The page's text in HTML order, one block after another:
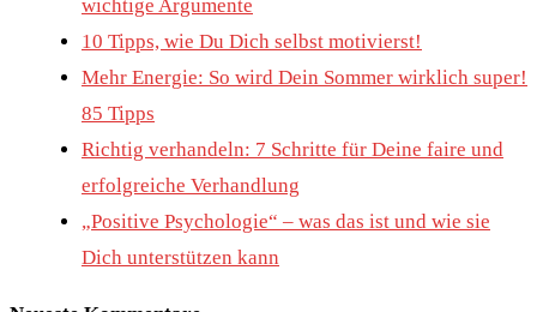
wichtige Argumente
10 Tipps, wie Du Dich selbst motivierst!
Mehr Energie: So wird Dein Sommer wirklich super!
85 Tipps
Richtig verhandeln: 7 Schritte für Deine faire und
erfolgreiche Verhandlung
„Positive Psychologie“ – was das ist und wie sie
Dich unterstützen kann